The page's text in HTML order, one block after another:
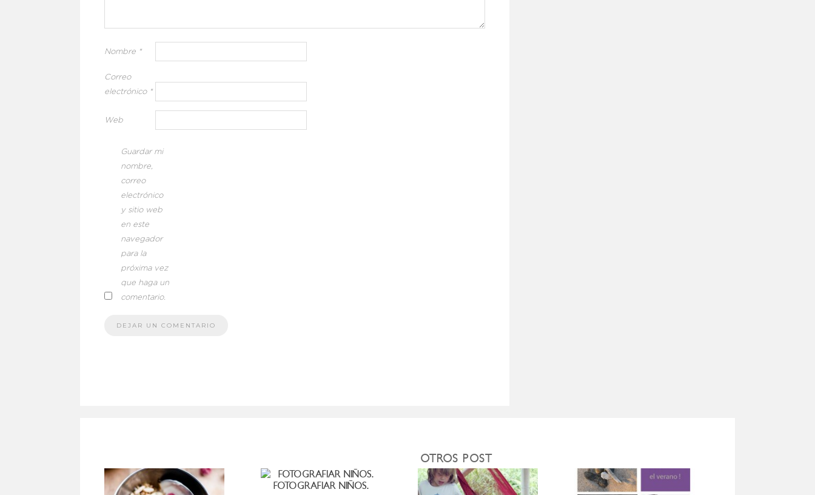
Nombre *
Correo
electrónico *
Web
Guardar mi
nombre,
correo
electrónico
y sitio web
en este
navegador
para la
próxima vez
que haga un
comentario.
OTROS POST
FOTOGRAFIAR NIÑOS.